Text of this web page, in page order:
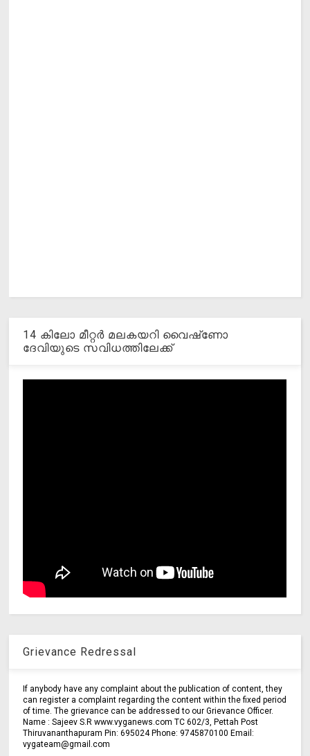
14 കിലോ മീറ്റര്‍ മലകയറി വൈഷ്‌ണോ
ദേവിയുടെ സവിധത്തിലേക്ക്
Grievance Redressal
If anybody have any complaint about the publication of content, they
can register a complaint regarding the content within the fixed period
of time. The grievance can be addressed to our Grievance Officer.
Name : Sajeev S.R www.vyganews.com TC 602/3, Pettah Post
Thiruvananthapuram Pin: 695024 Phone: 9745870100 Email:
vygateam@gmail.com